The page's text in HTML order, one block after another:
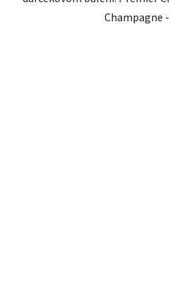
Champagne -